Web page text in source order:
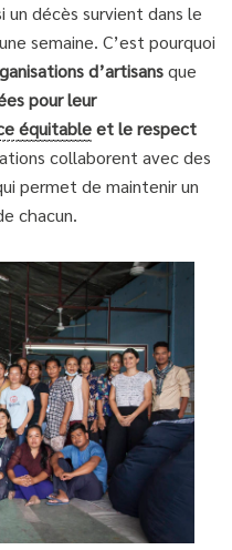
décès survient dans le
semaine. C’est pourquoi
d’artisansque
pour leur
équitableet le respect
collaborent avec des
permet de maintenir un
chacun.